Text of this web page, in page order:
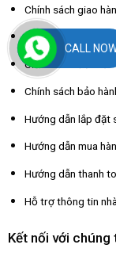
Chính sách giao
Chính sách giao
Chính sách đổi trả
Chính sách bảo
Hướng dẫn lắp đặt
Hướng dẫn mua
Hướng dẫn thanh
Hỗ trợ thông tin
Kết nối với chúng
CALL